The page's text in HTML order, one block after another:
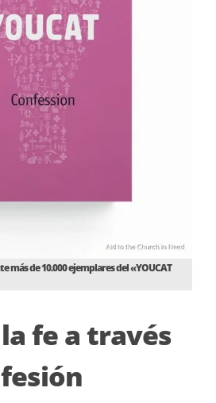
de 10.000 ejemplares del «YOUCAT
fe a través